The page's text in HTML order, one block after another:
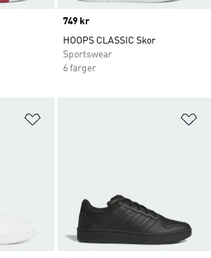
Price
749 kr
HOOPS CLASSIC Skor
Sportswear
6 färger